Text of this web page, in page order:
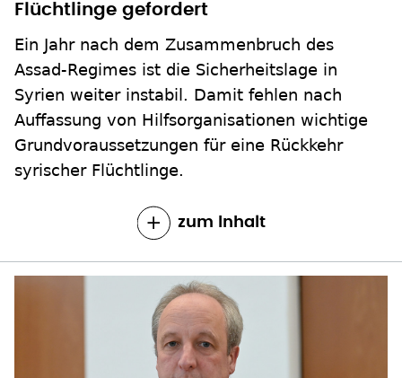
Flüchtlinge gefordert
Ein Jahr nach dem Zusammenbruch des
Assad-Regimes ist die Sicherheitslage in
Syrien weiter instabil. Damit fehlen nach
Auffassung von Hilfsorganisationen wichtige
Grundvoraussetzungen für eine Rückkehr
syrischer Flüchtlinge.
zum Inhalt